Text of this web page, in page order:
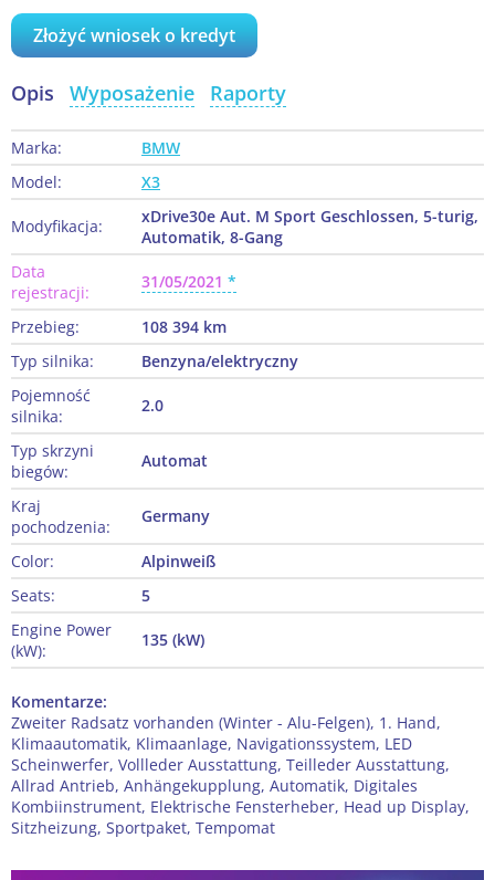
Złożyć wniosek o kredyt
Opis Wyposażenie Raporty
Marka:
BMW
Model:
X3
Modyfikacja:
xDrive30e Aut. M Sport Geschlossen, 5-turig,
Automatik, 8-Gang
Data
rejestracji:
31/05/2021
Przebieg:
108 394 km
Typ silnika:
Benzyna/elektryczny
Pojemność
silnika:
2.0
Typ skrzyni
biegów:
Automat
Kraj
pochodzenia:
Germany
Color:
Alpinweiß
Seats:
5
Engine Power
(kW):
135 (kW)
Komentarze:
Zweiter Radsatz vorhanden (Winter - Alu-Felgen), 1. Hand,
Klimaautomatik, Klimaanlage, Navigationssystem, LED
Scheinwerfer, Vollleder Ausstattung, Teilleder Ausstattung,
Allrad Antrieb, Anhängekupplung, Automatik, Digitales
Kombiinstrument, Elektrische Fensterheber, Head up Display,
Sitzheizung, Sportpaket, Tempomat